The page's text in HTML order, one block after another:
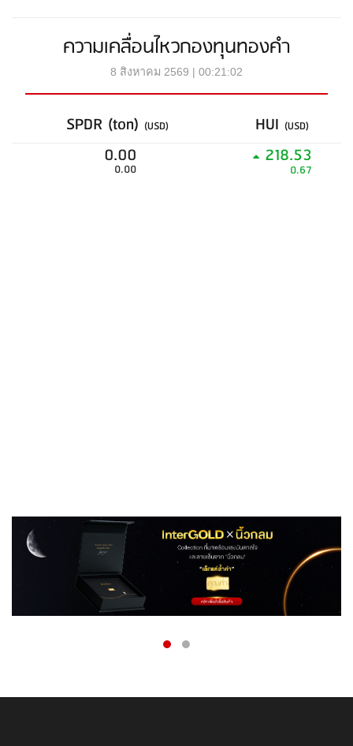
ความเคลื่อนไหวกองทุนทองคำ
8 สิงหาคม 2569 | 00:21:02
SPDR (ton) (USD) HUI (USD)
0.00
0.00
218.53
0.67